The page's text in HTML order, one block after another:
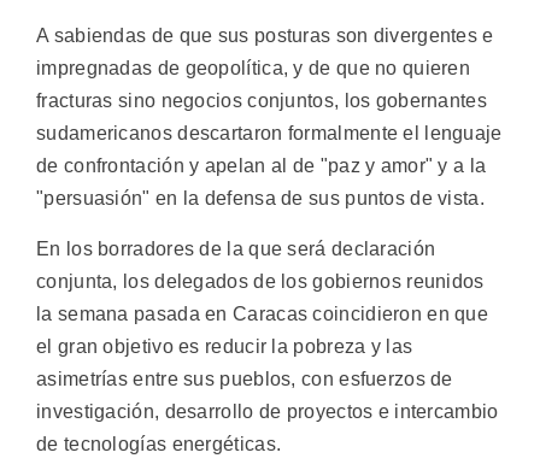
A sabiendas de que sus posturas son divergentes e
impregnadas de geopolítica, y de que no quieren
fracturas sino negocios conjuntos, los gobernantes
sudamericanos descartaron formalmente el lenguaje
de confrontación y apelan al de "paz y amor" y a la
"persuasión" en la defensa de sus puntos de vista.
En los borradores de la que será declaración
conjunta, los delegados de los gobiernos reunidos
la semana pasada en Caracas coincidieron en que
el gran objetivo es reducir la pobreza y las
asimetrías entre sus pueblos, con esfuerzos de
investigación, desarrollo de proyectos e intercambio
de tecnologías energéticas.